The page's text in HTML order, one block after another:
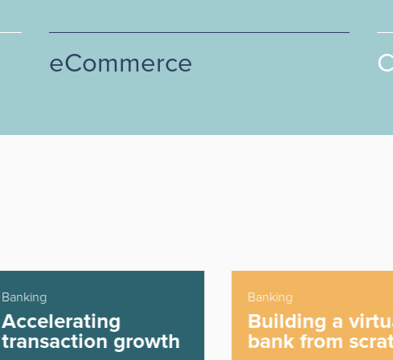
eCommerce
Banking
Accelerating
transaction growth
Banking
Building a
bank from